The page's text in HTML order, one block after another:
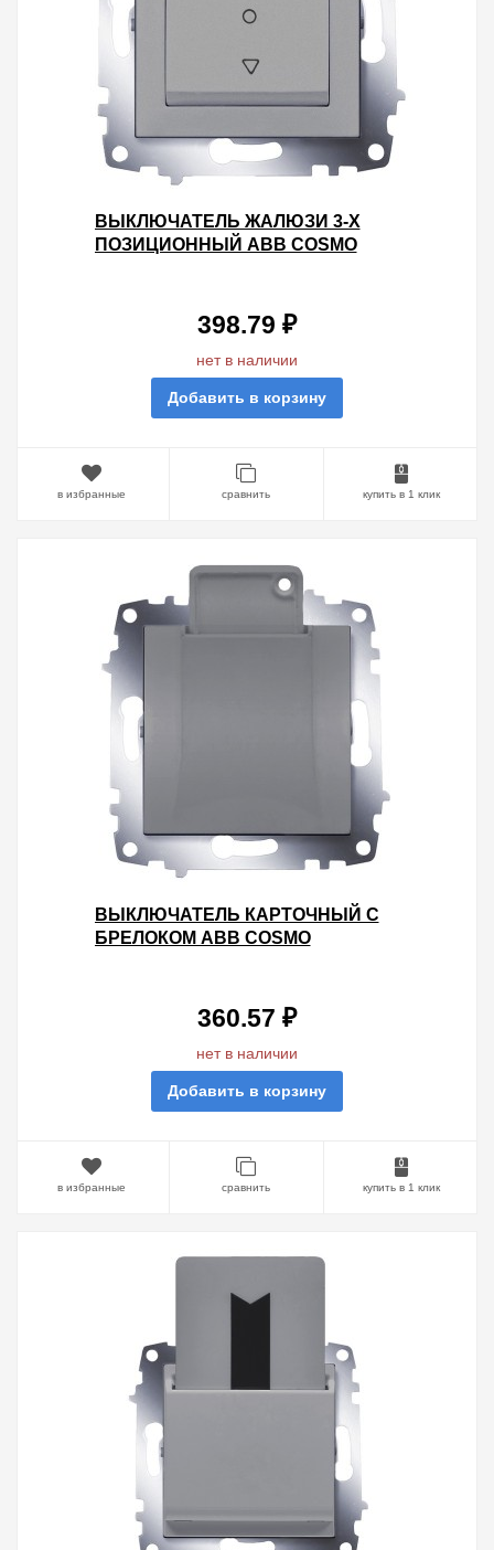
ВЫКЛЮЧАТЕЛЬ ЖАЛЮЗИ 3-Х
ПОЗИЦИОННЫЙ ABB COSMO
398.79 ₽
нет в наличии
Добавить в корзину
в избранные сравнить купить в 1 клик
ВЫКЛЮЧАТЕЛЬ КАРТОЧНЫЙ С
БРЕЛОКОМ ABB COSMO
360.57 ₽
нет в наличии
Добавить в корзину
в избранные сравнить купить в 1 клик